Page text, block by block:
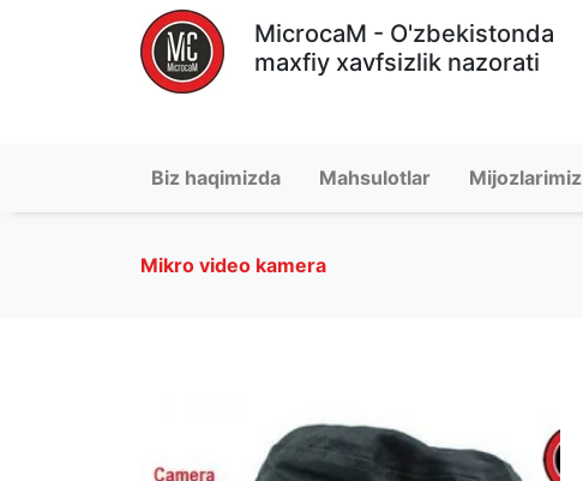
MicrocaM - O'zbekistonda
maxfiy xavfsizlik nazorati
Biz haqimizda Mahsulotlar Mijozlarimiz
Mikro video kamera